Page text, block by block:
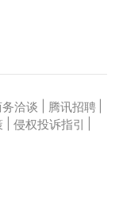
洽谈 腾讯招聘
侵权投诉指引